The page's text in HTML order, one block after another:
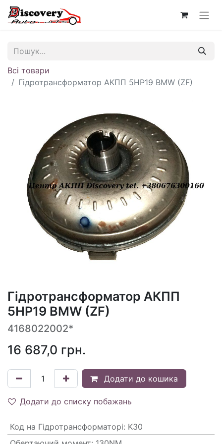
Всі товари
Гідротрансформатор АКПП 5HP19 BMW (ZF)
Гідротрансформатор АКПП
5HP19 BMW (ZF)
4168022002*
16 687,0 грн.
Додати до кошика
Додати до списку побажань
Код на Гідротрансформаторі: K30